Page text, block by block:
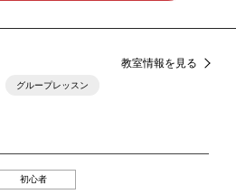
教室情報を見る
グループレッスン
初心者